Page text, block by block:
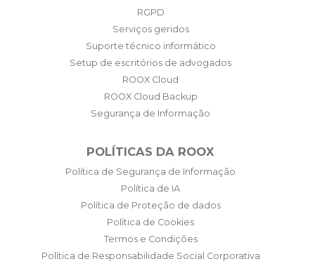
RGPD
Serviços geridos
Suporte técnico informático
Setup de escritórios de advogados
ROOX Cloud
ROOX Cloud Backup
Segurança de Informação
POLÍTICAS DA ROOX
Política de Segurança de Informação
Política de IA
Política de Proteção de dados
Política de Cookies
Termos e Condições
Política de Responsabilidade Social Corporativa